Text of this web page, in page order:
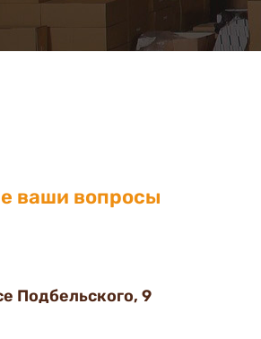
ваши вопросы
Подбельского, 9